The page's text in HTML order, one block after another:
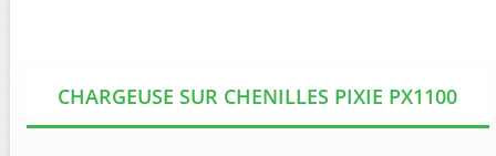
CHARGEUSE SUR CHENILLES PIXIE PX1100